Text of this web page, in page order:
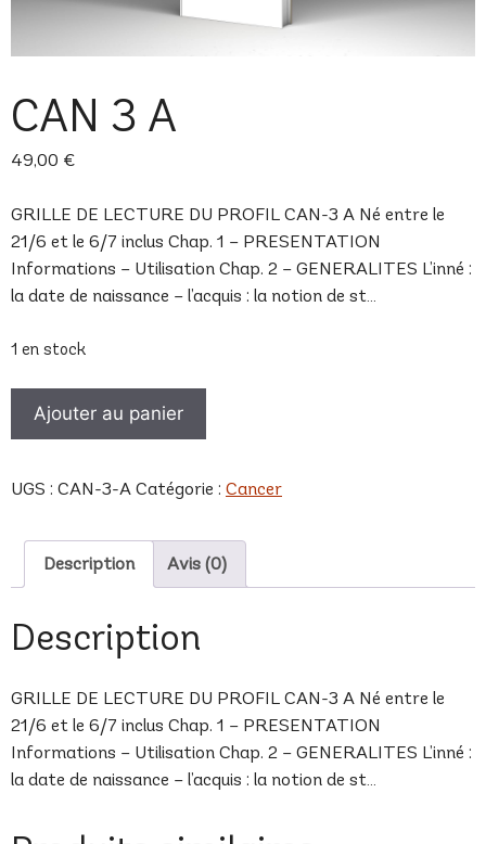
CAN 3 A
49,00 €
GRILLE DE LECTURE DU PROFIL CAN-3 A Né entre le
21/6 et le 6/7 inclus Chap. 1 – PRESENTATION
Informations – Utilisation Chap. 2 – GENERALITES L’inné :
la date de naissance – l’acquis : la notion de st…
1 en stock
3
Ajouter au panier
UGS : CAN-3-A Catégorie : Cancer
Description Avis (0)
Description
GRILLE DE LECTURE DU PROFIL CAN-3 A Né entre le
21/6 et le 6/7 inclus Chap. 1 – PRESENTATION
Informations – Utilisation Chap. 2 – GENERALITES L’inné :
la date de naissance – l’acquis : la notion de st…